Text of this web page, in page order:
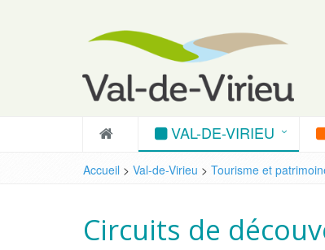
VAL-DE-VIRIEU
Accueil > Val-de-Virieu > Tourisme et
Circuits de